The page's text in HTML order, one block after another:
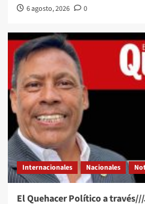
6 agosto, 2026 0
Internacionales Nacionales
El Quehacer Político a